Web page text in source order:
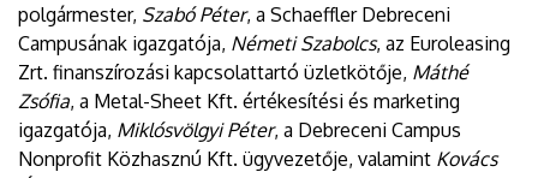
polgármester, Szabó Péter, a Schaeffler Debreceni
Campusának igazgatója, Németi Szabolcs, az Euroleasing
Zrt. finanszírozási kapcsolattartó üzletkötője, Máthé
Zsófia, a Metal-Sheet Kft. értékesítési és marketing
igazgatója, Miklósvölgyi Péter, a Debreceni Campus
Nonprofit Közhasznú Kft. ügyvezetője, valamint Kovács